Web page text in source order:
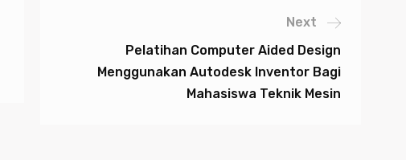
Next
Pelatihan Computer Aided Design
Menggunakan Autodesk Inventor Bagi
Mahasiswa Teknik Mesin